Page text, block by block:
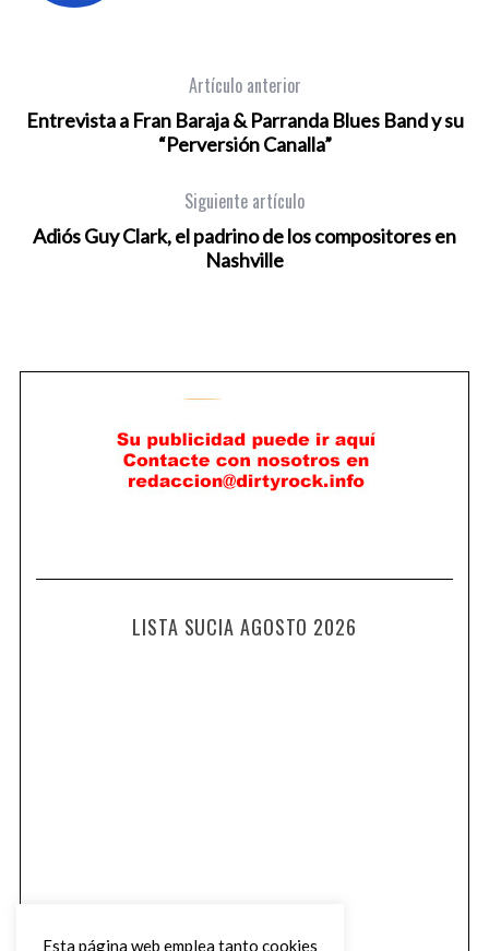
Artículo anterior
Entrevista a Fran Baraja & Parranda Blues Band y su
“Perversión Canalla”
Siguiente artículo
Adiós Guy Clark, el padrino de los compositores en
Nashville
LISTA SUCIA AGOSTO 2026
Esta página web emplea tanto cookies